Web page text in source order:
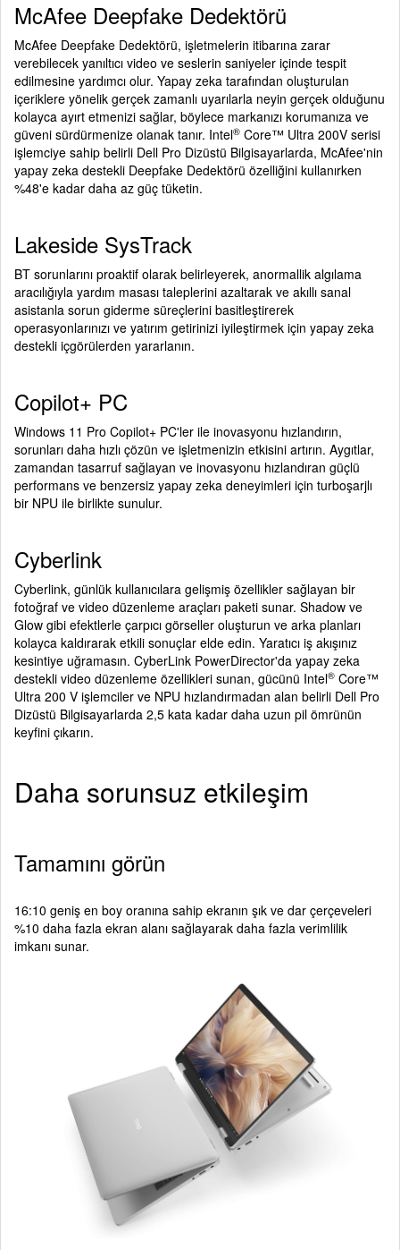
McAfee Deepfake Dedektörü
McAfee Deepfake Dedektörü, işletmelerin itibarına zarar
verebilecek yanıltıcı video ve seslerin saniyeler içinde tespit
edilmesine yardımcı olur. Yapay zeka tarafından oluşturulan
içeriklere yönelik gerçek zamanlı uyarılarla neyin gerçek olduğunu
kolayca ayırt etmenizi sağlar, böylece markanızı korumanıza ve
güveni sürdürmenize olanak tanır. Intel® Core™ Ultra 200V serisi
işlemciye sahip belirli Dell Pro Dizüstü Bilgisayarlarda, McAfee'nin
yapay zeka destekli Deepfake Dedektörü özelliğini kullanırken
%48'e kadar daha az güç tüketin.
Lakeside SysTrack
BT sorunlarını proaktif olarak belirleyerek, anormallik algılama
aracılığıyla yardım masası taleplerini azaltarak ve akıllı sanal
asistanla sorun giderme süreçlerini basitleştirerek
operasyonlarınızı ve yatırım getirinizi iyileştirmek için yapay zeka
destekli içgörülerden yararlanın.
Copilot+ PC
Windows 11 Pro Copilot+ PC'ler ile inovasyonu hızlandırın,
sorunları daha hızlı çözün ve işletmenizin etkisini artırın. Aygıtlar,
zamandan tasarruf sağlayan ve inovasyonu hızlandıran güçlü
performans ve benzersiz yapay zeka deneyimleri için turboşarjlı
bir NPU ile birlikte sunulur.
Cyberlink
Cyberlink, günlük kullanıcılara gelişmiş özellikler sağlayan bir
fotoğraf ve video düzenleme araçları paketi sunar. Shadow ve
Glow gibi efektlerle çarpıcı görseller oluşturun ve arka planları
kolayca kaldırarak etkili sonuçlar elde edin. Yaratıcı iş akışınız
kesintiye uğramasın. CyberLink PowerDirector'da yapay zeka
destekli video düzenleme özellikleri sunan, gücünü Intel® Core™
Ultra 200 V işlemciler ve NPU hızlandırmadan alan belirli Dell Pro
Dizüstü Bilgisayarlarda 2,5 kata kadar daha uzun pil ömrünün
keyfini çıkarın.
Daha sorunsuz etkileşim
Tamamını görün
16:10 geniş en boy oranına sahip ekranın şık ve dar çerçeveleri
%10 daha fazla ekran alanı sağlayarak daha fazla verimlilik
imkanı sunar.